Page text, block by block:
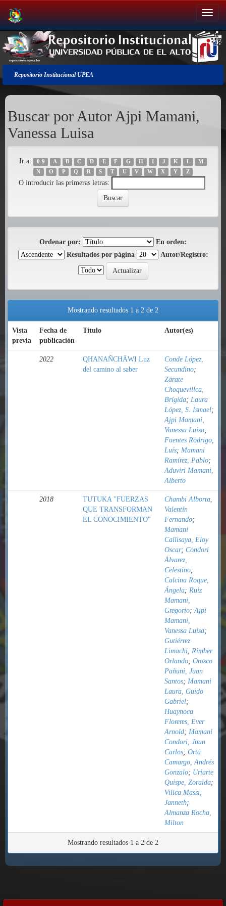
Salir
de
la
navegación
Repositorio Institucional UPEA
Buscar por Autor Ajpi Mamani,
Vanessa Luisa
Ir a: 0-9 A B C D E F G H I J K L
M
N
O P Q R S T U V W X Y Z
O introducir las primeras letras:
Ordenar por:
En orden:
Resultados por página
Autor/Registro:
Mostrando resultados 1 a 2 de 2
Vista
previa
Fecha de
publicación
Título Autor(es)
2022
QHANAÑCHÄWI Luz
del camino al saber
Conde López,
Secundino;
Zárate
Choquevillca,
Brígida; Laura
López, S. Ismael;
Ajpi Mamani,
Vanessa Luisa;
Fuentes Rodrigo,
Luís; Mamani
Ramírez, Pablo;
Aduviri Mamani,
Alberto
2018
TUTUKA "FUERZAS
QUE TRANSFORMAN
EL CONOCIMIENTO"
Chambi Alborta,
Valentín
Fernando;
Mamani
Callisaya, Eloy
Oscar; Condori
Álvarez,
Celestino;
Calcina Roque,
Ángela; Ruiz
Mamani,
Gregorio;Ajpi
Mamani,
Vanessa Luisa;
Gutiérrez
Limachi, Rimber
Orlando; Orosco
Pañuni, Juan
Santos; Mamani
Laura, Guido
Gabriel;
Huaynoca
Floreres, Ever
Arnold; Mamani
Condori, Juan
Carlos; Orta
Camargo, Andrés
Gonzalo; Uriarte
Quispe, Zoraida;
Villca Massi,
Janneth;
Almanza Rocha,
Milton
Mostrando resultados 1 a 2 de 2